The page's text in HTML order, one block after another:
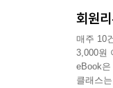
회원
매주 10
3,000원
eBook
클래스